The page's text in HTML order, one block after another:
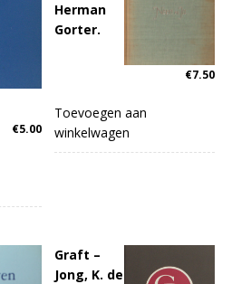
€5.00
Herman
Gorter.
€7.50
Toevoegen aan
winkelwagen
Graft –
Jong, K. de